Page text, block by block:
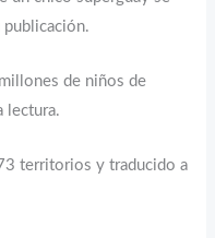
de niños de
lectura.
territorios y traducido a